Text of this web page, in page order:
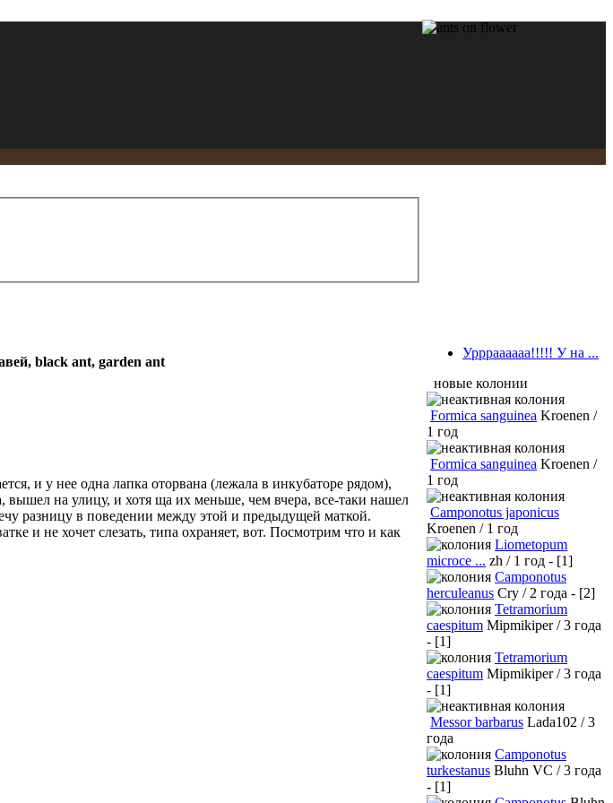
black ant, garden ant
и у нее одна лапка оторвана (лежала в инкубаторе рядом),
вышел на улицу, и хотя ща их меньше, чем вчера, все-таки нашел
разницу в поведении между этой и предыдущей маткой.
и не хочет слезать, типа охраняет, вот. Посмотрим что и как
Уррраааааа!!!!! У на ...
новые колонии
Formica sanguinea Kroenen /
1 год
Formica sanguinea Kroenen /
1 год
Camponotus japonicus
Kroenen / 1 год
Liometopum
microce ... zh / 1 год - [1]
Camponotus
herculeanus Cry / 2 года - [2]
Tetramorium
caespitum Mipmikiper / 3 года
- [1]
Tetramorium
caespitum Mipmikiper / 3 года
- [1]
Messor barbarus Lada102 / 3
года
Camponotus
turkestanus Bluhn VC / 3 года
- [1]